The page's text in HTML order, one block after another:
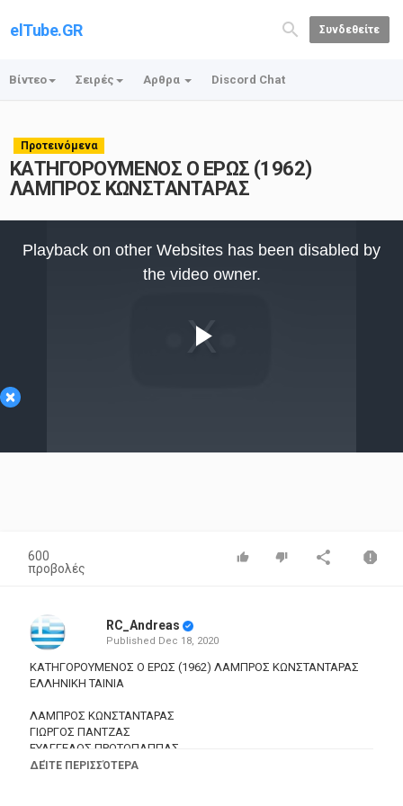
elTube.GR Συνδεθείτε
Βίντεο Σειρές Αρθρα Discord Chat
Προτεινόμενα
ΚΑΤΗΓΟΡΟΥΜΕΝΟΣ Ο ΕΡΩΣ (1962)
ΛΑΜΠΡΟΣ ΚΩΝΣΤΑΝΤΑΡΑΣ
×
Video
Playback on other Websites has been disabled by
the video owner.
600
προβολές
RC_Andreas
Published Dec 18, 2020
ΚΑΤΗΓΟΡΟΥΜΕΝΟΣ Ο ΕΡΩΣ (1962) ΛΑΜΠΡΟΣ ΚΩΝΣΤΑΝΤΑΡΑΣ
ΕΛΛΗΝΙΚΗ ΤΑΙΝΙΑ
ΛΑΜΠΡΟΣ ΚΩΝΣΤΑΝΤΑΡΑΣ
ΓΙΩΡΓΟΣ ΠΑΝΤΖΑΣ
ΕΥΑΓΓΕΛΟΣ ΠΡΩΤΟΠΑΠΠΑΣ
ΓΙΑΝΝΗΣ ΑΡΓΥΡΗΣ
ΔΕΊΤΕ ΠΕΡΙΣΣΌΤΕΡΑ